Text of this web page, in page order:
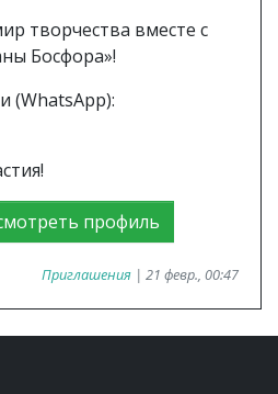
творчества вместе с
Босфора»!
(WhatsApp):
профиль
Приглашения | 21 февр., 00:47